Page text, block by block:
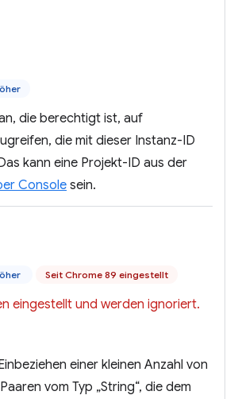
die berechtigt ist, auf
die mit dieser Instanz-ID
kann eine Projekt-ID aus der
Console sein.
Seit Chrome 89 eingestellt
eingestellt und werden ignoriert.
einer kleinen Anzahl von
vom Typ „String“, die dem